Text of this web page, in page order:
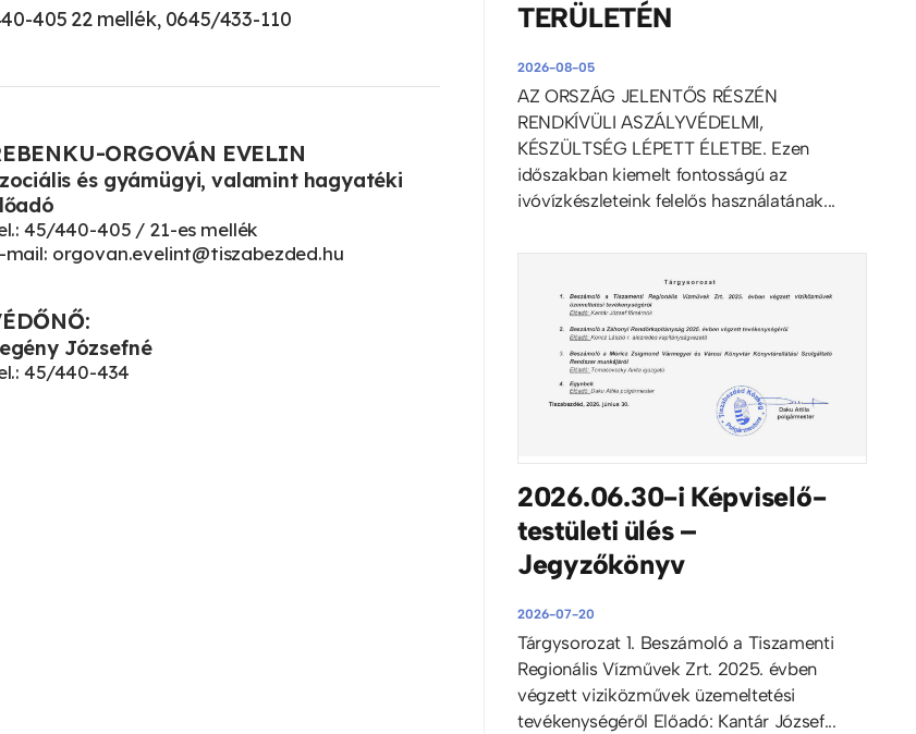
405 22 mellék, 0645/433-110
ORGOVÁN EVELIN
és gyámügyi, valamint hagyatéki
45/440-405 / 21-es mellék
mail: orgovan.evelint@tiszabezded.hu
Józsefné
45/440-434
TERÜLETÉN
2026-08-05
AZ ORSZÁG JELENTŐS RÉSZÉN
RENDKÍVÜLI ASZÁLYVÉDELMI,
KÉSZÜLTSÉG LÉPETT ÉLETBE. Ezen
időszakban kiemelt fontosságú az
ivóvízkészleteink felelős használatának...
2026.06.30-i Képviselő-
testületi ülés –
Jegyzőkönyv
2026-07-20
Tárgysorozat 1. Beszámoló a Tiszamenti
Regionális Vízművek Zrt. 2025. évben
végzett viziközművek üzemeltetési
tevékenységéről Előadó: Kantár József...